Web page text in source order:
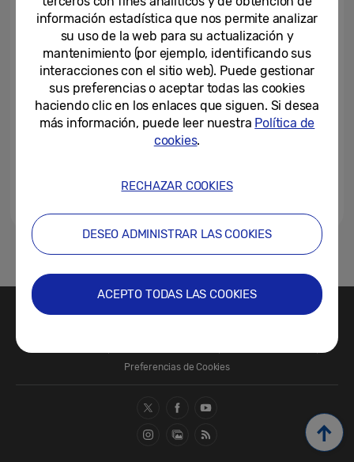
1
Términos de Uso
Preferencias de Cookies
información estadística que nos permite analizar
su uso de la web para su actualización y
mantenimiento (por ejemplo, identificando sus
interacciones con el sitio web). Puede gestionar
sus preferencias o aceptar todas las cookies
haciendo clic en los enlaces que siguen. Si desea
más información, puede leer nuestra Política de
cookies.
RECHAZAR COOKIES
DESEO ADMINISTRAR LAS COOKIES
ACEPTO TODAS LAS COOKIES